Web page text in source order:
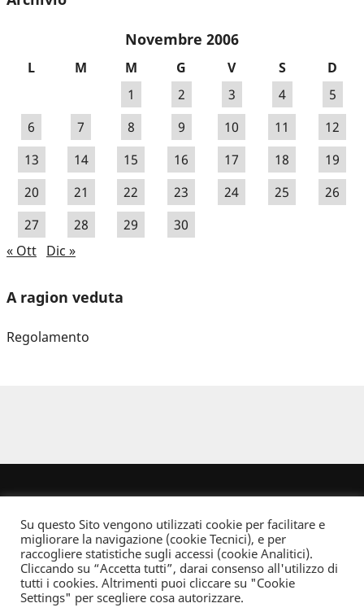
Novembre 2006
L M M G V S
D
1
2 3 4
5
6
7 8 9 10 11
12
13
14 15 16 17 18
19
20
21 22 23 24 25
26
27
28 29
30
« Ott Dic »
A ragion veduta
Regolamento
Dove non indicato altrimenti quest’opera è distribuita con Licenza
Creative Commons Attribuzione - Non commerciale - Non opere derivate 2.5 Italia
Su questo Sito vengono utilizzati cookie per facilitare e
migliorare la navigazione (cookie Tecnici), e per
raccogliere statistiche sugli accessi (cookie Analitici).
Cliccando su “Accetta tutti”, darai consenso all'utilizzo di
tutti i cookies. Altrimenti puoi cliccare su "Cookie
Settings" per scegliere cosa autorizzare.